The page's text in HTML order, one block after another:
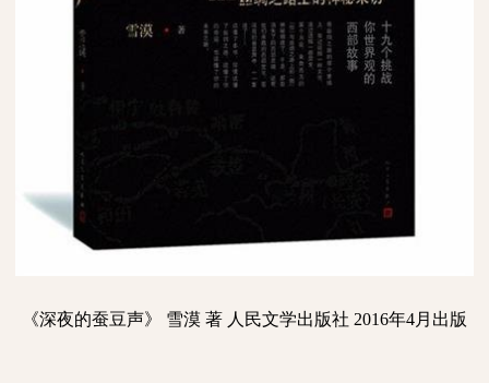
《深夜的蚕豆声》 雪漠 著 人民文学出版社 2016年4月出版